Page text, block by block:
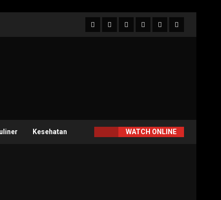
Facebook
TwitterLinkedin
VK YoutubeInstagram
Kesehatan WATCH ONLINE